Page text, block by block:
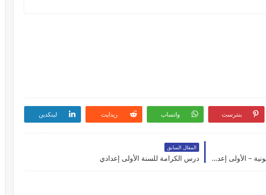
بنترست واتساب ريدايت لينكدين
درس التربية على المواطنة: القاعدة القانونية – الأولى إعدادي
المقال السابق
درس الكرامة للسنة الأولى إعدادي